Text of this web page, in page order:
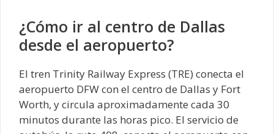
¿Cómo ir al centro de Dallas
desde el aeropuerto?
El tren Trinity Railway Express (TRE) conecta el
aeropuerto DFW con el centro de Dallas y Fort
Worth, y circula aproximadamente cada 30
minutos durante las horas pico. El servicio de